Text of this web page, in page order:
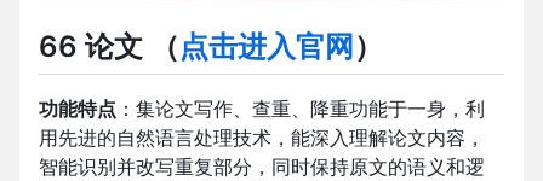
66 论文 （点击进入官网 ）
功能特点 ：集论文写作、查重、降重功能于一身，利
用先进的自然语言处理技术，能深入理解论文内容，
智能识别并改写重复部分，同时保持原文的语义和逻